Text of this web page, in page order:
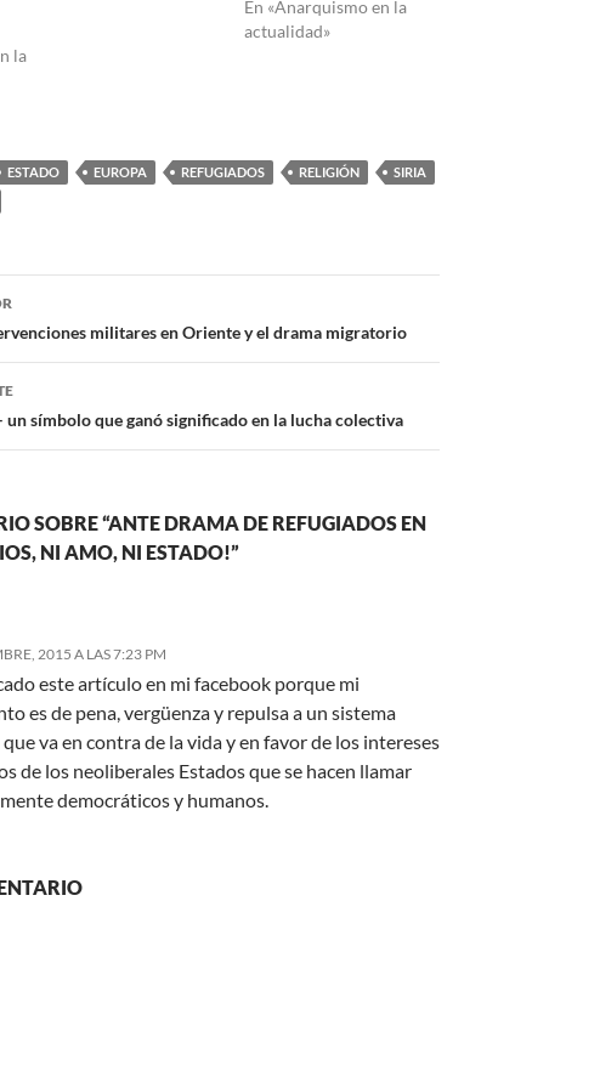
la
En «Anarquismo en la
actualidad»
ESTADO EUROPA REFUGIADOS RELIGIÓN
SIRIA
militares en Oriente y el drama migratorio
un símbolo que ganó significado en la lucha colectiva
SOBRE “ANTE DRAMA DE REFUGIADOS EN
NI AMO, NI ESTADO!”
2015 A LAS 7:23 PM
este artículo en mi facebook porque mi
es de pena, vergüenza y repulsa a un sistema
va en contra de la vida y en favor de los intereses
de los neoliberales Estados que se hacen llamar
democráticos y humanos.